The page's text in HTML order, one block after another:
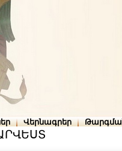
Վերնագրեր